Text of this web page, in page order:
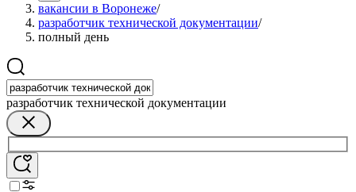
вакансии в Воронеже/
разработчик технической документации/
полный день
разработчик технической документации